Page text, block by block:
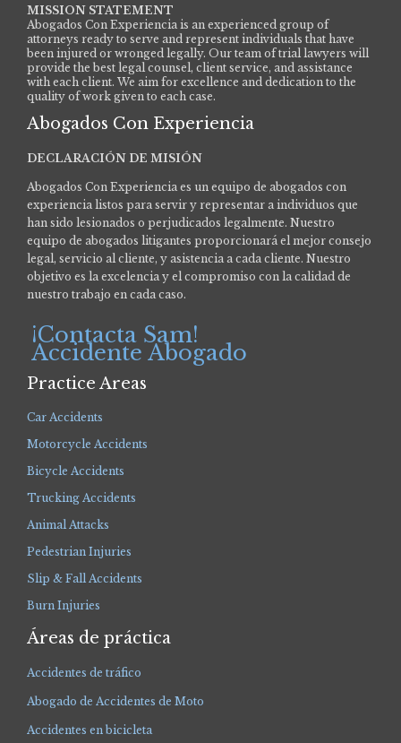
MISSION STATEMENT
Abogados Con Experiencia is an experienced group of
attorneys ready to serve and represent individuals that have
been injured or wronged legally. Our team of trial lawyers will
provide the best legal counsel, client service, and assistance
with each client. We aim for excellence and dedication to the
quality of work given to each case.
Abogados Con Experiencia
DECLARACIÓN DE MISIÓN
Abogados Con Experiencia es un equipo de abogados con
experiencia listos para servir y representar a individuos que
han sido lesionados o perjudicados legalmente. Nuestro
equipo de abogados litigantes proporcionará el mejor consejo
legal, servicio al cliente, y asistencia a cada cliente. Nuestro
objetivo es la excelencia y el compromiso con la calidad de
nuestro trabajo en cada caso.
¡Contacta Sam!
Accidente Abogado
Practice Areas
Car Accidents
Motorcycle Accidents
Bicycle Accidents
Trucking Accidents
Animal Attacks
Pedestrian Injuries
Slip & Fall Accidents
Burn Injuries
Áreas de práctica
Accidentes de tráfico
Abogado de Accidentes de Moto
Accidentes en bicicleta